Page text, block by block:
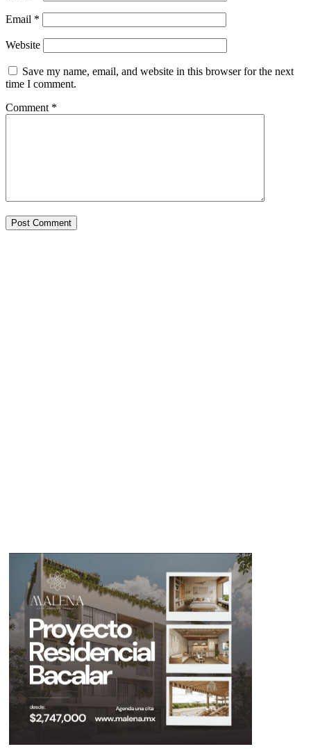
Email *
Website
Save my name, email, and website in this browser for the next
time I comment.
Comment *